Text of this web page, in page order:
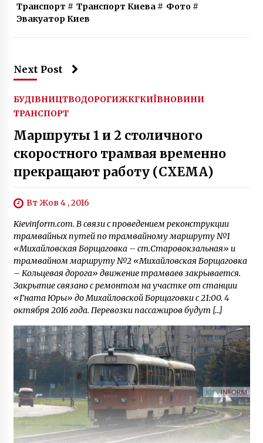
Транспорт # Транспорт Киева# Фото#
Эвакуатор Киев
Next Post
БУДІВНИЦТВОДОРОГИЖКГКИЇВНОВИНИ
ТРАНСПОРТ
Маршруты 1 и 2 столичного
скоростного трамвая временно
прекращают работу (СХЕМА)
Вт Жов 4 , 2016
Kievinform.com. В связи с проведением реконструкции
трамвайных путей по трамвайному маршруту №1
«Михайловская Борщаговка – ст.Старовокзальная» и
трамвайном маршруту №2 «Михайловская Борщаговка
– Кольцевая дорога» движение трамваев закрывается.
Закрытие связано с ремонтом на участке от станции
«Гната Юры» до Михайловской Борщаговки с 21:00. 4
октября 2016 года. Перевозки пассажиров будут […]